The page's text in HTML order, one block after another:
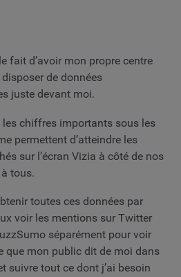
fait d’avoir mon propre centre
de données
juste devant moi.
les chiffres importants sous les
permettent d’atteindre les
sur l’écran Vizia à côté de nos
tous.
toutes ces données par
voir les mentions sur Twitter
séparément pour voir
que mon public dit de moi dans
suivre tout ce dont j’ai besoin